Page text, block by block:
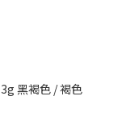
黑褐色 / 褐色